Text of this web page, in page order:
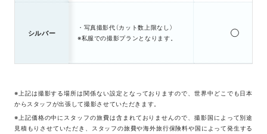
シルバー
・写真撮影代（カット数上限なし）
※私服での撮影プランとなります。
◯
※上記は撮影する場所は関係ない設定となっておりますので、世界中どこでも日本
からスタッフが出張して撮影させていただきます。
※上記価格の中にスタッフの旅費は含まれておりませんので、撮影国によって別途
見積もりさせていただき、スタッフの旅費や海外旅行保険料や国によって発生する